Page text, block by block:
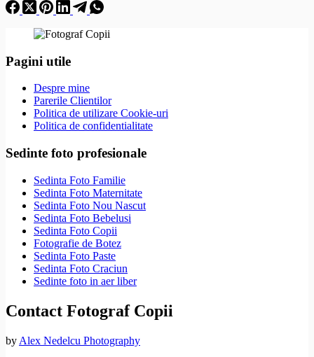
Pagini utile
Despre mine
Parerile Clientilor
Politica de utilizare Cookie-uri
Politica de confidentialitate
Sedinte foto profesionale
Sedinta Foto Familie
Sedinta Foto Maternitate
Sedinta Foto Nou Nascut
Sedinta Foto Bebelusi
Sedinta Foto Copii
Fotografie de Botez
Sedinta Foto Paste
Sedinta Foto Craciun
Sedinte foto in aer liber
Contact Fotograf Copii
by Alex Nedelcu Photography